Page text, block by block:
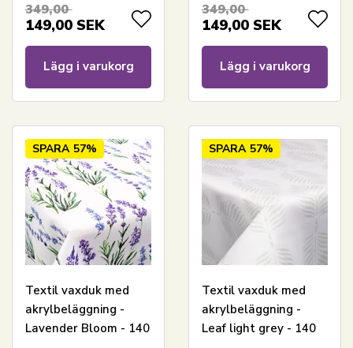
349,00
149,00 SEK
Lägg i varukorg
349,00
149,00 SEK
Lägg i varukorg
SPARA 57%
Textil vaxduk med
akrylbeläggning -
Lavender Bloom - 140
SPARA 57%
Textil vaxduk med
akrylbeläggning -
Leaf light grey - 140